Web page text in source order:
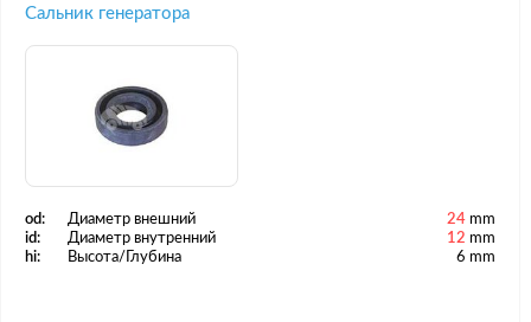
Сальник генератора
od: Диаметр внешний 24 mm
id:
Диаметр внутренний 12 mm
hi:
Высота/Глубина 6 mm